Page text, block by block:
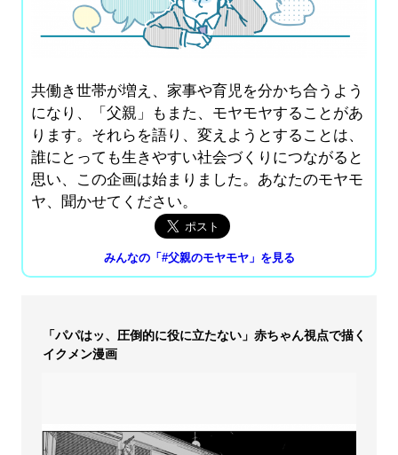
共働き世帯が増え、家事や育児を分かち合うよう
になり、「父親」もまた、モヤモヤすることがあ
ります。それらを語り、変えようとすることは、
誰にとっても生きやすい社会づくりにつながると
思い、この企画は始まりました。あなたのモヤモ
ヤ、聞かせてください。
みんなの「#父親のモヤモヤ」を見る
「パパはッ、圧倒的に役に立たない」赤ちゃん視点で描く
イクメン漫画